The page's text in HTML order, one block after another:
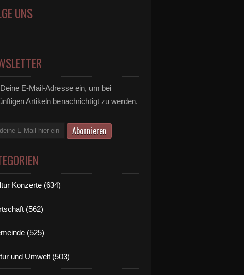
UNS
E-Mail-Adresse ein, um bei
Artikeln benachrichtigt zu werden.
Konzerte (634)
(562)
(525)
und Umwelt (503)